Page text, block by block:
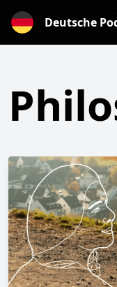
Deutsche